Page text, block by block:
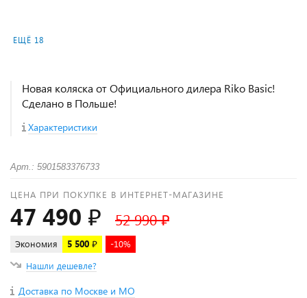
ЕЩЁ 18
Новая коляска от Официального дилера Riko Basic!
Сделано в Польше!
Характеристики
Арт.: 5901583376733
ЦЕНА ПРИ ПОКУПКЕ В ИНТЕРНЕТ-МАГАЗИНЕ
47 490 ₽ 52 990 ₽
Экономия 5 500 ₽
-10%
Нашли дешевле?
Доставка по Москве и МО